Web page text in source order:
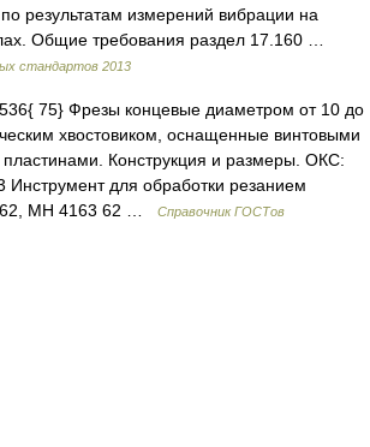
результатам измерений вибрации на
Общие требования раздел 17.160 …
стандартов 2013
75} Фрезы концевые диаметром от 10 до
хвостовиком, оснащенные винтовыми
Конструкция и размеры. ОКС:
Инструмент для обработки резанием
МН 4163 62 …
Справочник ГОСТов